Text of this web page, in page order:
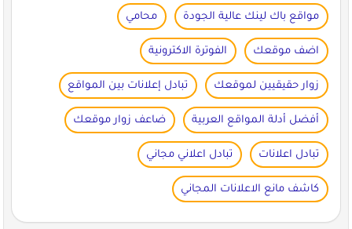
مواقع باك لينك عالية الجودة محامي
اضف موقعك الفوترة الاكترونية
زوار حقيقيين لموقعك تبادل إعلانات بين المواقع
أفضل أدلة المواقع العربية ضاعف زوار موقعك
تبادل اعلانات تبادل اعلاني مجاني
كاشف مانع الاعلانات المجاني